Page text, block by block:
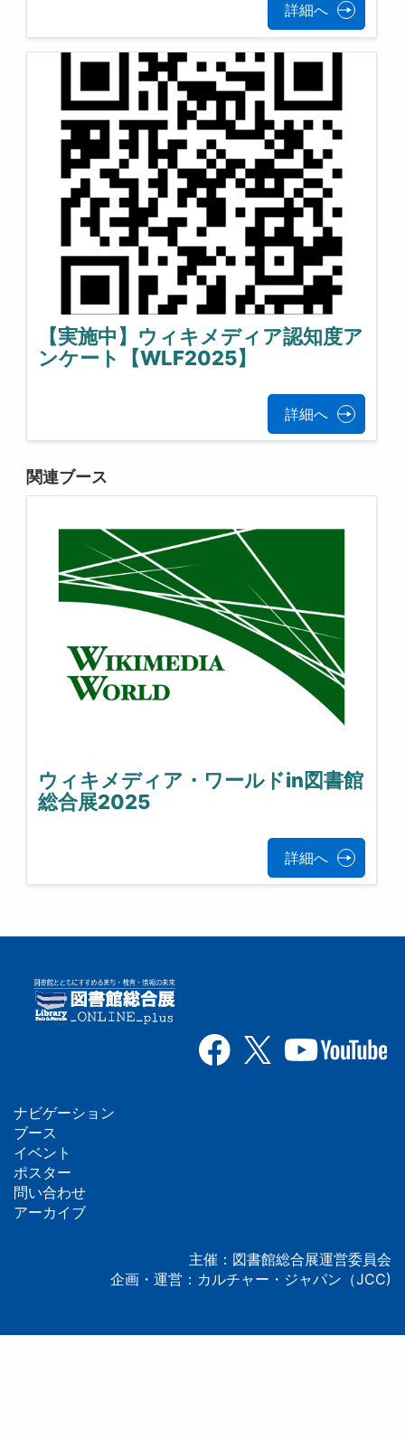
詳細へ
【実施中】ウィキメディア認知度ア
ンケート【WLF2025】
詳細へ
関連ブース
ウィキメディア・ワールドin図書館
総合展2025
詳細へ
フ
ッ
タ
ナビゲーション
ブース
イベント
ポスター
問い合わせ
アーカイブ
主催：図書館総合展運営委員会
企画・運営：カルチャー・ジャパン（JCC)